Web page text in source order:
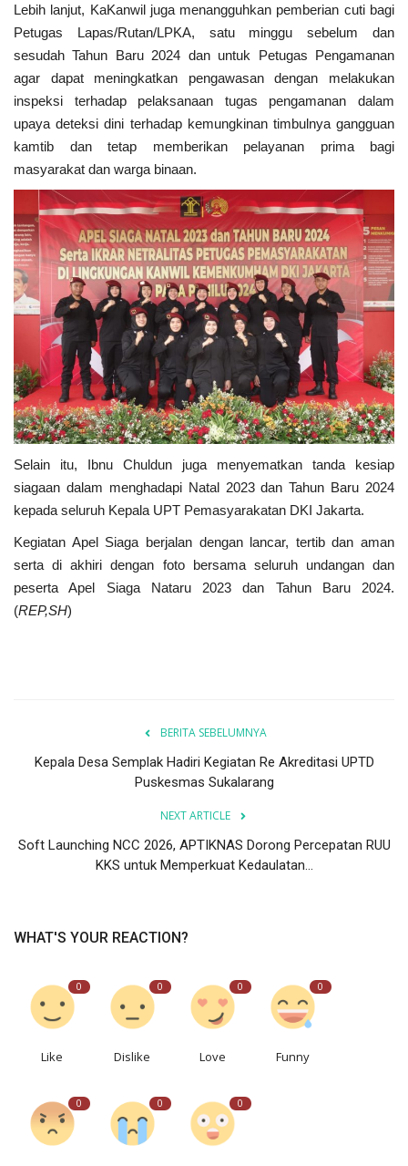
Lebih lanjut, KaKanwil juga menangguhkan pemberian cuti bagi
Petugas Lapas/Rutan/LPKA, satu minggu sebelum dan
sesudah Tahun Baru 2024 dan untuk Petugas Pengamanan
agar dapat meningkatkan pengawasan dengan melakukan
inspeksi terhadap pelaksanaan tugas pengamanan dalam
upaya deteksi dini terhadap kemungkinan timbulnya gangguan
kamtib dan tetap memberikan pelayanan prima bagi
masyarakat dan warga binaan.
Selain itu, Ibnu Chuldun juga menyematkan tanda kesiap
siagaan dalam menghadapi Natal 2023 dan Tahun Baru 2024
kepada seluruh Kepala UPT Pemasyarakatan DKI Jakarta.
Kegiatan Apel Siaga berjalan dengan lancar, tertib dan aman
serta di akhiri dengan foto bersama seluruh undangan dan
peserta Apel Siaga Nataru 2023 dan Tahun Baru 2024.
(REP,SH)
BERITA SEBELUMNYA
Kepala Desa Semplak Hadiri Kegiatan Re Akreditasi UPTD
Puskesmas Sukalarang
NEXT ARTICLE
Soft Launching NCC 2026, APTIKNAS Dorong Percepatan RUU
KKS untuk Memperkuat Kedaulatan...
WHAT'S YOUR REACTION?
0
Like
0
Dislike
0
Love
0
Funny
0 0 0